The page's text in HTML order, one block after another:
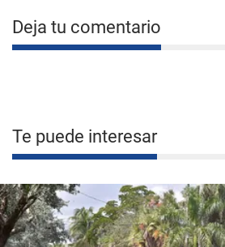
Deja tu comentario
Te puede interesar